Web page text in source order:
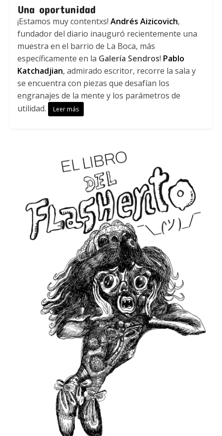
Una oportunidad
¡Estamos muy contentxs! Andrés Aizicovich,
fundador del diario inauguró recientemente una
muestra en el barrio de La Boca, más
específicamente en la Galería Sendros! Pablo
Katchadjian, admirado escritor, recorre la sala y
se encuentra con piezas que desafían los
engranajes de la mente y los parámetros de
utilidad.
Leer más